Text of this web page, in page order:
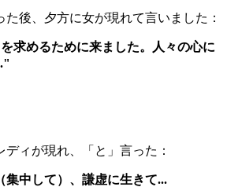
後、夕方に女が現れて言いました：
求めるために来ました。人々の心に
ィが現れ、「と」言った：
集中して）、謙虚に生きて...